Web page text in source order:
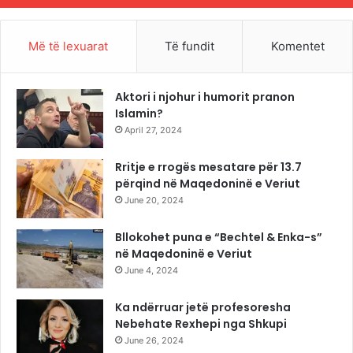
Më të lexuarat Të fundit Komentet
Aktori i njohur i humorit pranon
Islamin?
April 27, 2024
Rritje e rrogës mesatare për 13.7
përqind në Maqedoninë e Veriut
June 20, 2024
Bllokohet puna e “Bechtel & Enka-s”
në Maqedoninë e Veriut
June 4, 2024
Ka ndërruar jetë profesoresha
Nebehate Rexhepi nga Shkupi
June 26, 2024